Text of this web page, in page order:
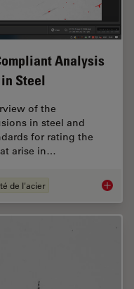
Analysis
Steel
of the
in steel and
for rating the
arise in…
de l'acier How to